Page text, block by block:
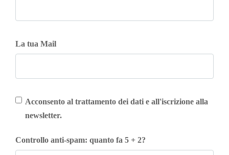
La tua Mail
Acconsento al trattamento dei dati e all'iscrizione alla
newsletter.
Controllo anti-spam: quanto fa 5 + 2?